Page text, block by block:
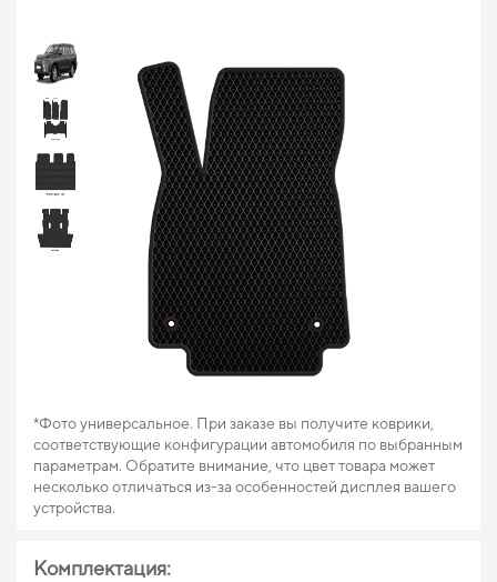
*Фото универсальное. При заказе вы получите коврики,
соответствующие конфигурации автомобиля по выбранным
параметрам. Обратите внимание, что цвет товара может
несколько отличаться из-за особенностей дисплея вашего
устройства.
Комплектация: